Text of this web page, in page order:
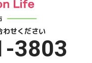
わせください
3803